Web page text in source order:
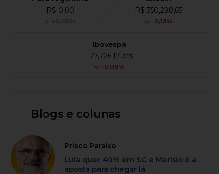
R$ 0,00
+0,00%
R$ 350,298,65
-0,13%
Ibovespa
177,726,17 pts
-0.09%
Blogs e colunas
Prisco Paraíso
Lula quer 40% em SC e Merísio é a
aposta para chegar lá